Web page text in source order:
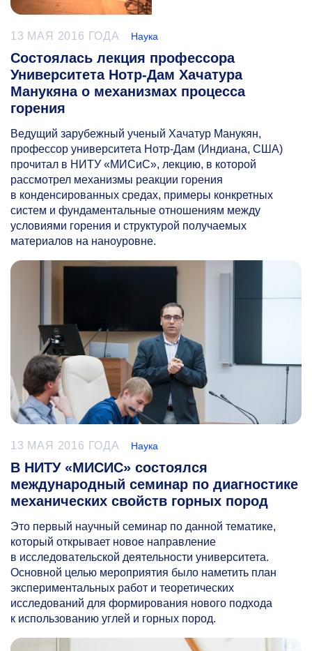
13 МАЯ 2016 ГОДА Наука
Состоялась лекция профессора
Университета Нотр-Дам Хачатура
Манукяна о механизмах процесса
горения
Ведущий зарубежный ученый Хачатур Манукян,
профессор университета Нотр-Дам (Индиана, США)
прочитал в НИТУ «МИСиС», лекцию, в которой
рассмотрел механизмы реакции горения
в конденсированных средах, примеры конкретных
систем и фундаментальные отношениям между
условиями горения и структурой получаемых
материалов на наноуровне.
13 МАЯ 2016 ГОДА Наука
В НИТУ «МИСИС» состоялся
международный семинар по диагностике
механических свойств горных пород
Это первый научный семинар по данной тематике,
который открывает новое направление
в исследовательской деятельности университета.
Основной целью мероприятия было наметить план
экспериментальных работ и теоретических
исследований для формирования нового подхода
к использованию углей и горных пород.